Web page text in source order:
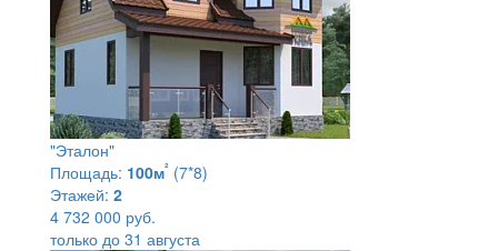
"Эталон"
Площадь: 100м² (7*8)
Этажей: 2
4 732 000 руб.
только до 31 августа